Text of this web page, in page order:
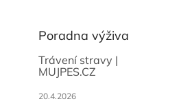
Poradna výživa
Trávení stravy |
MUJPES.CZ
20.4.2026